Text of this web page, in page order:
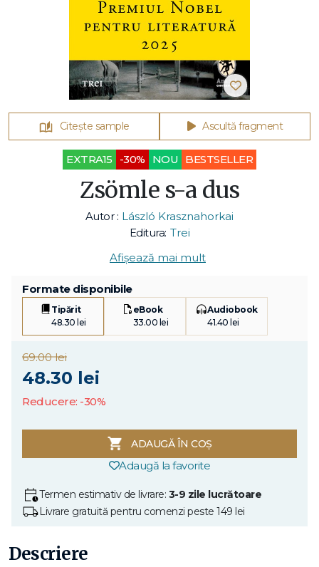
Citește sample Ascultă fragment
EXTRA15 -30% NOU BESTSELLER
Zsömle s-a dus
Autor : László Krasznahorkai
Editura: Trei
Afișează mai mult
Formate disponibile
Tipărit
48.30 lei
eBook
33.00 lei
Audiobook
41.40 lei
69.00 lei
48.30 lei
Reducere: -30%
ADAUGĂ ÎN COȘ
Adaugă la favorite
Termen estimativ de livrare: 3-9 zile lucrătoare
Livrare gratuită pentru comenzi peste 149 lei
Descriere